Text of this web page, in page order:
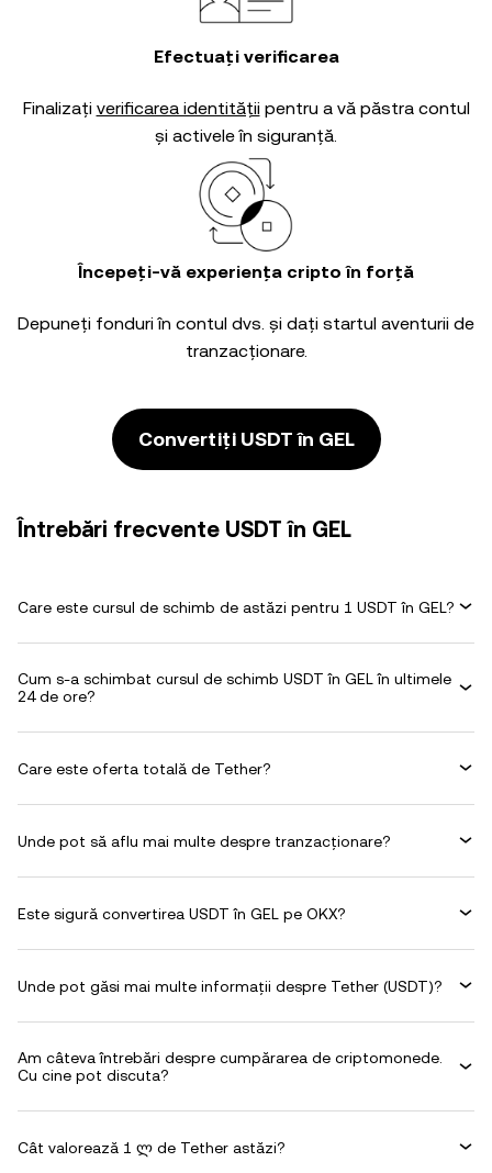
Efectuați verificarea
Finalizați verificarea identității pentru a vă păstra contul
și activele în siguranță.
Începeți-vă experiența cripto în forță
Depuneți fonduri în contul dvs. și dați startul aventurii de
tranzacționare.
Convertiți USDT în GEL
Întrebări frecvente USDT în GEL
Care este cursul de schimb de astăzi pentru 1 USDT în GEL?
Cum s-a schimbat cursul de schimb USDT în GEL în ultimele
24 de ore?
Care este oferta totală de Tether?
Unde pot să aflu mai multe despre tranzacționare?
Este sigură convertirea USDT în GEL pe OKX?
Unde pot găsi mai multe informații despre Tether (USDT)?
Am câteva întrebări despre cumpărarea de criptomonede.
Cu cine pot discuta?
Cât valorează 1 ლ de Tether astăzi?